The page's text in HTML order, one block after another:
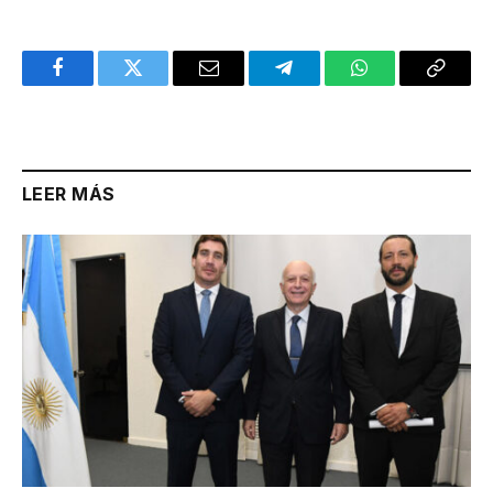
FacebookTwitter Email TelegramWhatsAppCopy
LEER MÁS